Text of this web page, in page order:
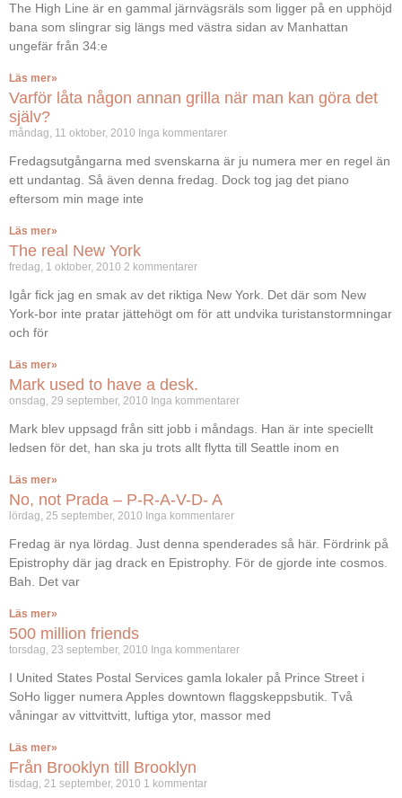
The High Line är en gammal järnvägsräls som ligger på en upphöjd
bana som slingrar sig längs med västra sidan av Manhattan
ungefär från 34:e
Läs mer»
Varför låta någon annan grilla när man kan göra det
själv?
måndag, 11 oktober, 2010 Inga kommentarer
Fredagsutgångarna med svenskarna är ju numera mer en regel än
ett undantag. Så även denna fredag. Dock tog jag det piano
eftersom min mage inte
Läs mer»
The real New York
fredag, 1 oktober, 2010 2 kommentarer
Igår fick jag en smak av det riktiga New York. Det där som New
York-bor inte pratar jättehögt om för att undvika turistanstormningar
och för
Läs mer»
Mark used to have a desk.
onsdag, 29 september, 2010 Inga kommentarer
Mark blev uppsagd från sitt jobb i måndags. Han är inte speciellt
ledsen för det, han ska ju trots allt flytta till Seattle inom en
Läs mer»
No, not Prada – P-R-A-V-D- A
lördag, 25 september, 2010 Inga kommentarer
Fredag är nya lördag. Just denna spenderades så här. Fördrink på
Epistrophy där jag drack en Epistrophy. För de gjorde inte cosmos.
Bah. Det var
Läs mer»
500 million friends
torsdag, 23 september, 2010 Inga kommentarer
I United States Postal Services gamla lokaler på Prince Street i
SoHo ligger numera Apples downtown flaggskeppsbutik. Två
våningar av vittvittvitt, luftiga ytor, massor med
Läs mer»
Från Brooklyn till Brooklyn
tisdag, 21 september, 2010 1 kommentar